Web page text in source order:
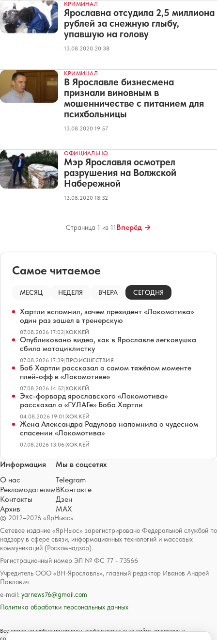
КРИМИНАЛ
Ярославна отсудила 2,5 миллиона
рублей за снежную глыбу,
упавшую на голову
13.08.2020 20:38
КРИМИНАЛ
В Ярославле бизнесмена
признали виновным в
мошенничестве с питанием для
психбольницы
13.08.2020 19:57
ОФИЦИАЛЬНО
Мэр Ярославля осмотрел
разрушения на Волжской
Набережной
13.08.2020 18:32
Страница 1 из 11Вперёд →
Самое читаемое
МЕСЯЦ НЕДЕЛЯ ВЧЕРА СЕГОДНЯ
Хартли вспомнил, зачем президент «Локомотива»
один раз зашел в тренерскую
07.08.2026 17:02|ХОККЕЙ
Опубликовано видео, как в Ярославле легковушка
сбила мотоциклистку
07.08.2026 17:39|ПРОИСШЕСТВИЯ
Боб Хартли рассказал о самом тяжёлом моменте
плей-офф в «Локомотиве»
07.08.2026 14:52|ХОККЕЙ
Экс-форвард ярославского «Локомотива»
рассказал о «ГУЛАГе» Боба Хартли
04.08.2026 19:01|ХОККЕЙ
Жена Александра Радулова напомнила о чудесном
спасении «Локомотива»
07.08.2026 13:06|ХОККЕЙ
© 2012–2026 «ЯрНьюс»
Сетевое издание «ЯрНьюс» зарегистрировано Федеральной службой по
надзору в сфере связи, информационных технологий и массовых
коммуникаций (Роскомнадзор).
Регистрационный номер ЭЛ № ФС 77 - 73566
Учредитель ООО «ВН-Ярославль», главный редактор Иванов Андрей
Павлович
e-mail: yarnews76@gmail.com
Политика обработки персональных данных
Все права на любые материалы, опубликованные на сайте, защищены в
Информация
О нас
Рекламодателям
Контакты
Архив
Мы в соцсетях
Telegram
ВКонтакте
Дзен
MAX